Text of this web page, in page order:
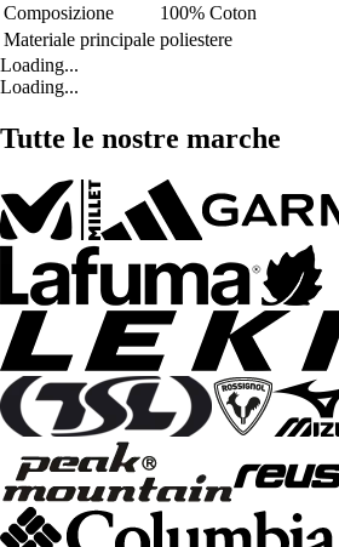
Composizione
100% Coton
Materiale principale poliestere
Loading...
Loading...
Tutte le nostre marche